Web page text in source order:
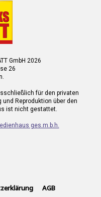
GmbH 2026
26
für den privaten
Reproduktion über den
ist nicht gestattet.
ges.m.b.h.
AGB